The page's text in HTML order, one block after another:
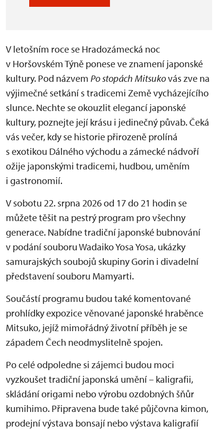
V letošním roce se Hradozámecká noc
v Horšovském Týně ponese ve znamení japonské
kultury. Pod názvem Po stopách Mitsukovás zve na
výjimečné setkání s tradicemi Země vycházejícího
slunce. Nechte se okouzlit elegancí japonské
kultury, poznejte její krásu i jedinečný půvab. Čeká
vás večer, kdy se historie přirozeně prolíná
s exotikou Dálného východu a zámecké nádvoří
ožije japonskými tradicemi, hudbou, uměním
i gastronomií.
V sobotu 22. srpna 2026 od 17 do 21 hodin se
můžete těšit na pestrý program pro všechny
generace. Nabídne tradiční japonské bubnování
v podání souboru Wadaiko Yosa Yosa, ukázky
samurajských soubojů skupiny Gorin i divadelní
představení souboru Mamyarti.
Součástí programu budou také komentované
prohlídky expozice věnované japonské hraběnce
Mitsuko, jejíž mimořádný životní příběh je se
západem Čech neodmyslitelně spojen.
Po celé odpoledne si zájemci budou moci
vyzkoušet tradiční japonská umění – kaligrafii,
skládání origami nebo výrobu ozdobných šňůr
kumihimo. Připravena bude také půjčovna kimon,
prodejní výstava bonsají nebo výstava kaligrafií